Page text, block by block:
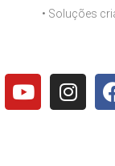
• Soluções